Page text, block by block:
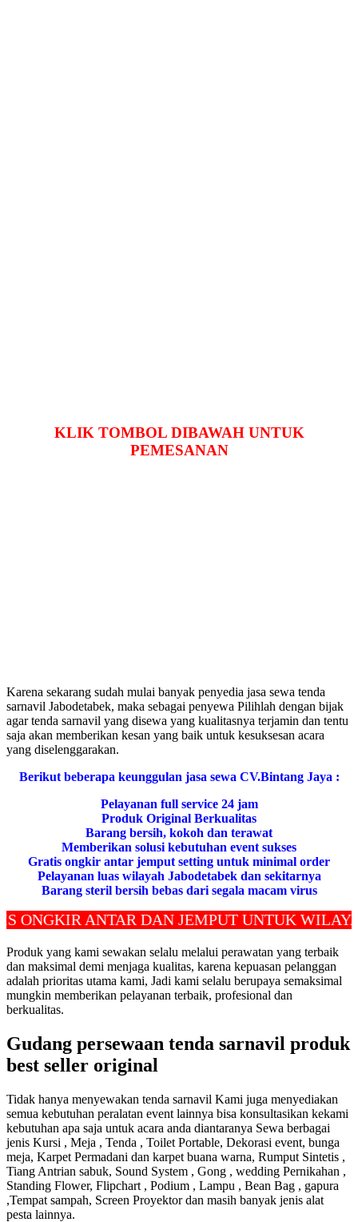
KLIK TOMBOL DIBAWAH UNTUK
PEMESANAN
Karena sekarang sudah mulai banyak penyedia jasa sewa tenda
sarnavil Jabodetabek, maka sebagai penyewa Pilihlah dengan bijak
agar tenda sarnavil yang disewa yang kualitasnya terjamin dan tentu
saja akan memberikan kesan yang baik untuk kesuksesan acara
yang diselenggarakan.
Berikut beberapa keunggulan jasa sewa CV.Bintang Jaya :
Pelayanan full service 24 jam
Produk Original Berkualitas
Barang bersih, kokoh dan terawat
Memberikan solusi kebutuhan event sukses
Gratis ongkir antar jemput setting untuk minimal order
Pelayanan luas wilayah Jabodetabek dan sekitarnya
Barang steril bersih bebas dari segala macam virus
ANTAR DAN JEMPUT UNTUK WILAYAH
Produk yang kami sewakan selalu melalui perawatan yang terbaik
dan maksimal demi menjaga kualitas, karena kepuasan pelanggan
adalah prioritas utama kami, Jadi kami selalu berupaya semaksimal
mungkin memberikan pelayanan terbaik, profesional dan
berkualitas.
Gudang persewaan tenda sarnavil produk
best seller original
Tidak hanya menyewakan tenda sarnavil Kami juga menyediakan
semua kebutuhan peralatan event lainnya bisa konsultasikan kekami
kebutuhan apa saja untuk acara anda diantaranya Sewa berbagai
jenis Kursi , Meja , Tenda , Toilet Portable, Dekorasi event, bunga
meja, Karpet Permadani dan karpet buana warna, Rumput Sintetis ,
Tiang Antrian sabuk, Sound System , Gong , wedding Pernikahan ,
Standing Flower, Flipchart , Podium , Lampu , Bean Bag , gapura
,Tempat sampah, Screen Proyektor dan masih banyak jenis alat
pesta lainnya.